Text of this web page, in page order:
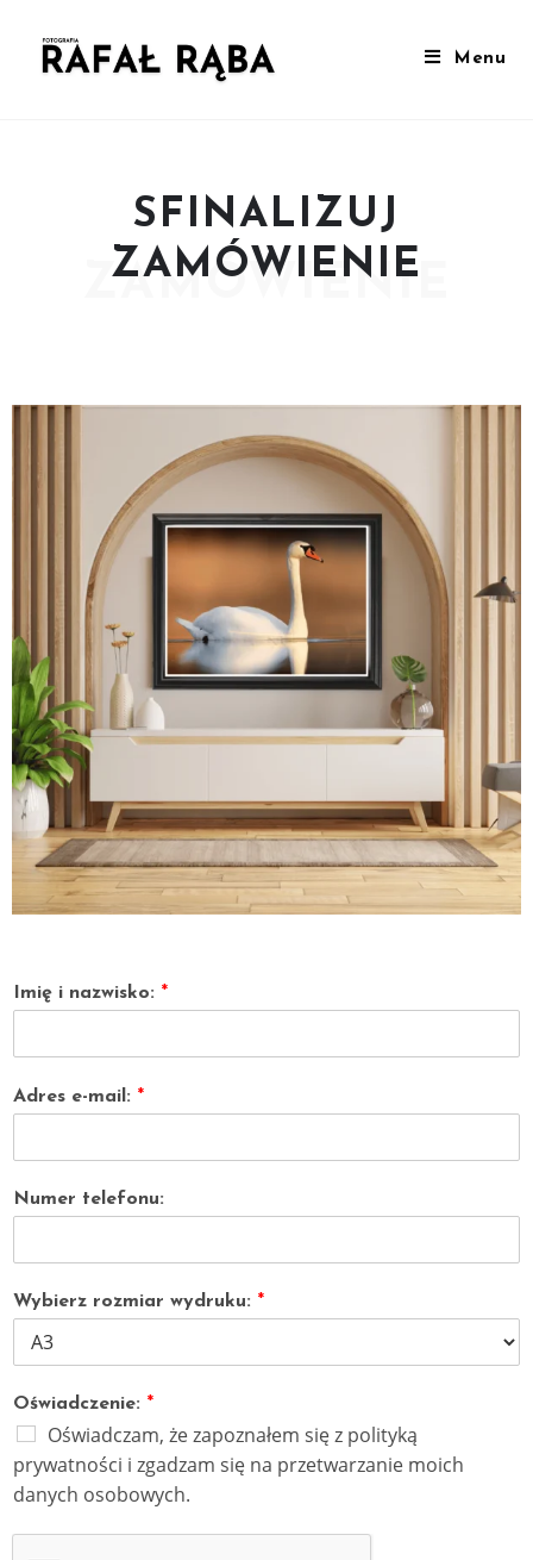
Menu
SFINALIZUJ
ZAMÓWIENIE
ZAMÓWIENIE
Imię i nazwisko: *
Adres e-mail: *
Numer telefonu:
Wybierz rozmiar wydruku: *
Oświadczenie: *
Oświadczam, że zapoznałem się z polityką
prywatności i zgadzam się na przetwarzanie moich
danych osobowych.